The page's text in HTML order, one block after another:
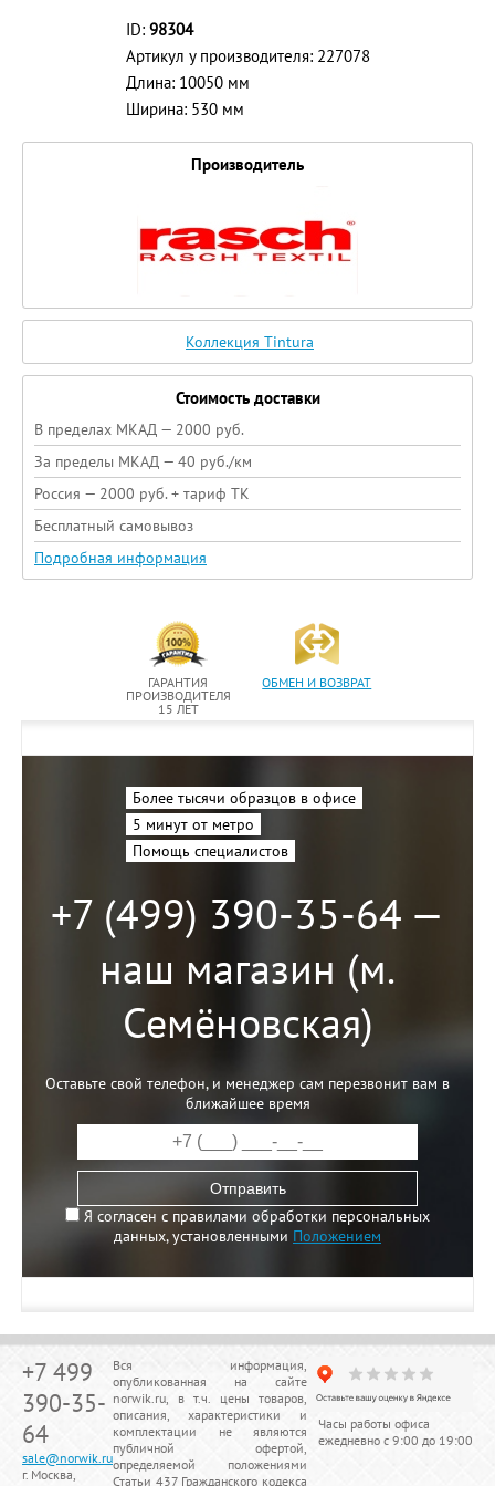
ID: 98304
Артикул у производителя: 227078
Длина: 10050 мм
Ширина: 530 мм
Производитель
Коллекция Tintura
Стоимость доставки
В пределах МКАД — 2000 руб.
За пределы МКАД — 40 руб./км
Россия — 2000 руб. + тариф ТК
Бесплатный самовывоз
Подробная информация
ГАРАНТИЯ
ПРОИЗВОДИТЕЛЯ
15 ЛЕТ
ОБМЕН И ВОЗВРАТ
Более тысячи образцов в офисе
5 минут от метро
Помощь специалистов
+7 (499) 390-35-64 —
наш магазин (м.
Семёновская)
Оставьте свой телефон, и менеджер сам перезвонит вам в
ближайшее время
Отправить
Я согласен с правилами обработки персональных
данных, установленными Положением
+7 499
390-35-
64
sale@norwik.ru
г. Москва,
Вся информация,
опубликованная на сайте
norwik.ru, в т.ч. цены товаров,
описания, характеристики и
комплектации не являются
публичной офертой,
определяемой положениями
Статьи 437 Гражданского кодекса
Часы работы офиса
ежедневно с 9:00 до 19:00